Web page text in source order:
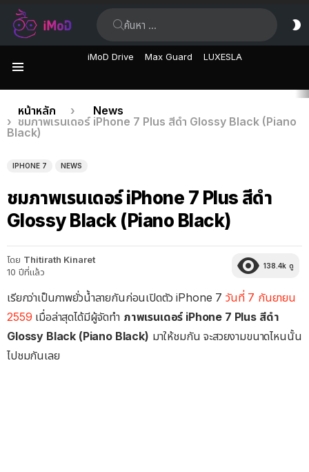
iMoD Drive Max Guard LUXESLA
เรื่อง
ล่าสุด
คุณอยู่ที่นี่:
หน้าหลัก
News
ชมภาพเรนเดอร์ iPhone 7 Plus สีดำ Glossy Black (Piano
Black)
IPHONE 7 NEWS
ชมภาพเรนเดอร์ iPhone 7 Plus สีดำ
Glossy Black (Piano Black)
โดย Thitirath Kinaret
10 ปีที่แล้ว
138.4k ดู
เรียกว่าเป็นภาพยั่วน้ำลายกันก่อนเปิดตัว iPhone 7 วันที่ 7 กันยายน
2559 เมื่อล่าสุดได้มีผู้จัดทำ ภาพเรนเดอร์ iPhone 7 Plus สีดำ
Glossy Black (Piano Black) มาให้ชมกัน จะสวยงามขนาดไหนนั้น
ไปชมกันเลย